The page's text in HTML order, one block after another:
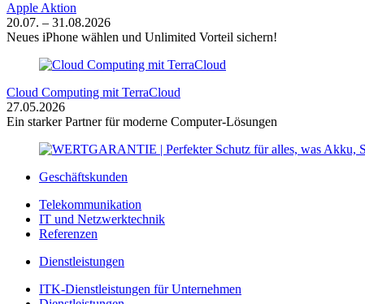
Apple Aktion
20.07. – 31.08.2026
Neues iPhone wählen und Unlimited Vorteil sichern!
Cloud Computing mit TerraCloud
27.05.2026
Ein starker Partner für moderne Computer-Lösungen
Geschäftskunden
Telekommunikation
IT und Netzwerktechnik
Referenzen
Dienstleistungen
ITK-Dienstleistungen für Unternehmen